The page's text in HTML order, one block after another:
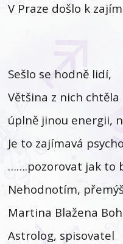
V Praze došlo k
Sešlo se hodně lidí,
Většina z nich chtěla
úplně jinou energii,
Je to zajímavá
…….pozorovat jak to
Nehodnotím,
Martina Blažena
Astrolog, spisovatel